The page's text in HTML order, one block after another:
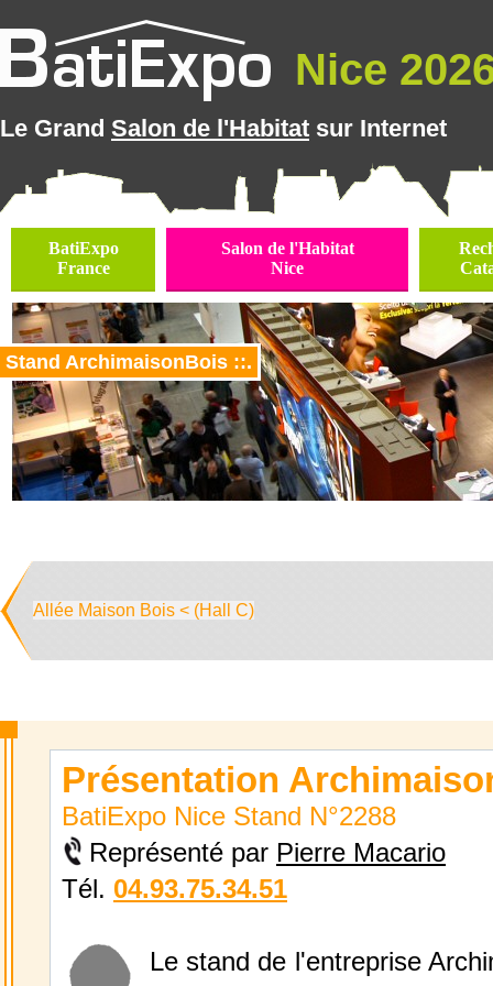
Nice
Le Grand Salon de l'Habitat sur Internet
BatiExpo
France
Salon de l'Habitat
Nice
Stand ArchimaisonBois ::.
Allée Maison Bois < (Hall C)
Présentation
BatiExpo Nice Stand N°2288
Représenté par Pierre Macario
Tél. 04.93.75.34.51
Le stand de l'entreprise